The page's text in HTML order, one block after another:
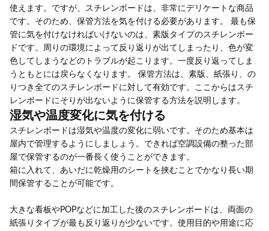
使えます。ですが、スチレンボードは、非常にデリケートな商品
です。そのため、保管方法を気を付ける必要があります。 最も保
管に気を付けなければいけないのは、素版タイプのスチレンボー
ドです。周りの環境によって反り返りが出てしまったり、色が変
色してしまうなどのトラブルが起こります。一度反り返ってしま
うともとには戻らなくなります。 保管方法は、素版、紙張り、の
りつき全てのスチレンボードに対して有効です。ここからはスチ
レンボードにそりが出ないように保管する方法を説明します。
湿気や温度変化に気を付ける
スチレンボードは湿気や温度の変化に弱いです。そのため基本は
屋内で管理するようにしましょう。できれば空調設備の整った部
屋で保管するのが一番長く使うことができます。
箱に入れて、あいだに乾燥用のシートを挟むことでかなり長い期
間保管することが可能です。
大きな看板やPOPなどに加工した後のスチレンボードは、両面の
紙張りタイプが最も反り返りが少ないです。使用目的や用途に応